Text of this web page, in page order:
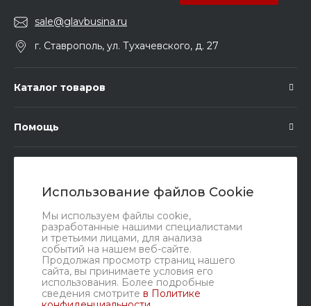
Использование файлов Cookie
Мы используем файлы cookie,
разработанные нашими специалистами
и третьими лицами, для анализа
событий на нашем веб-сайте.
Продолжая просмотр страниц нашего
сайта, вы принимаете условия его
использования. Более подробные
сведения смотрите в Политике
sale@glavbusina.ru
г. Ставрополь, ул. Тухачевского, д. 27
Каталог товаров
Помощь